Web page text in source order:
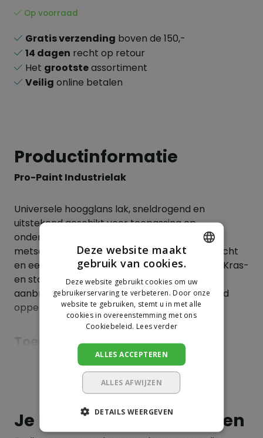
Op voorraad
Gratis verzending boven de 150,-
14 dagen recht op retour
Het grootsteassortiment
Veilig online betalen
Productinformatie
Pro-Paint Industrielak
Universele hoogglans lak, sneldrogend en
uitstekend geschikt voor toepassing op
ondergronden zoals metaal, beton, hout,
metselwerk, etc. Heeft een zeer hoge dekkracht
en een lang kleurbehoud en/of glansbehoud. Kras-
en stootvast. Voor het beste resultaat alleen
aanbrengen op een zorgvuldig voorbehandeld
oppervlak
Toepassingen
Metaal
Metselwerk
Toon meer
Je beoordeling toevoegen
DUTCH
GERMAN
Deze website maakt
gebruik van cookies.
Deze website gebruikt cookies om uw
gebruikerservaring te verbeteren. Door onze
website te gebruiken, stemt u in met alle
cookies in overeenstemming met ons
Cookiebeleid. Lees verder
ALLES ACCEPTEREN
ALLES AFWIJZEN
DETAILS WEERGEVEN